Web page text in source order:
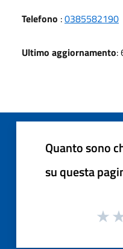
Telefono :0385582190
Ultimo aggiornamento:
Quanto sono
su questa